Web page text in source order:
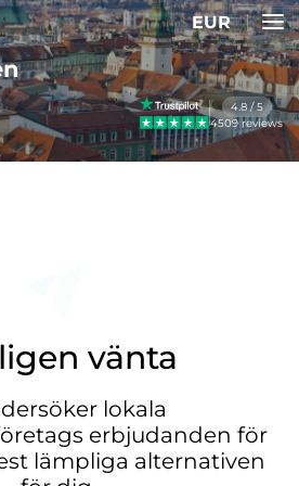
EUR
4.8 / 5
4509 reviews
vänta
lokala
erbjudanden för
lämpliga alternativen